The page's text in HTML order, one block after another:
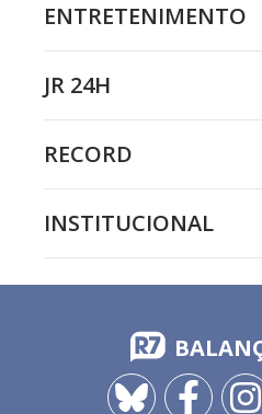
ENTRETENIMENTO
JR 24H
RECORD
INSTITUCIONAL